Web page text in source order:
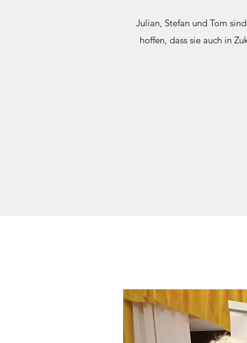
Julian, Stefan und Tom
hoffen, dass sie auch in